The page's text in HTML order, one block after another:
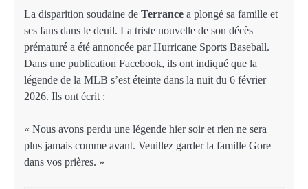
La disparition soudaine de Terrance a plongé sa famille et
ses fans dans le deuil. La triste nouvelle de son décès
prématuré a été annoncée par Hurricane Sports Baseball.
Dans une publication Facebook, ils ont indiqué que la
légende de la MLB s’est éteinte dans la nuit du 6 février
2026. Ils ont écrit :
« Nous avons perdu une légende hier soir et rien ne sera
plus jamais comme avant. Veuillez garder la famille Gore
dans vos prières. »